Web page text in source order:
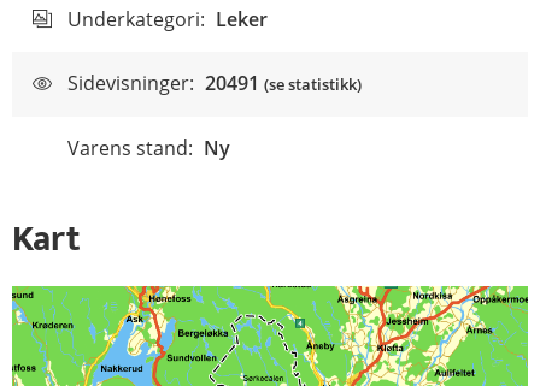
Underkategori: Leker
Sidevisninger: 20491 (se statistikk)
Varens stand: Ny
Kart